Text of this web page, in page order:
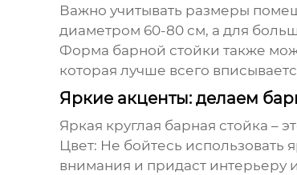
Важно учитывать размеры
диаметром 60-80 см, а для
Форма барной стойки также
которая лучше всего
Яркие акценты: делаем
Яркая круглая барная стойка –
Цвет: Не бойтесь использовать
внимания и придаст интерьеру